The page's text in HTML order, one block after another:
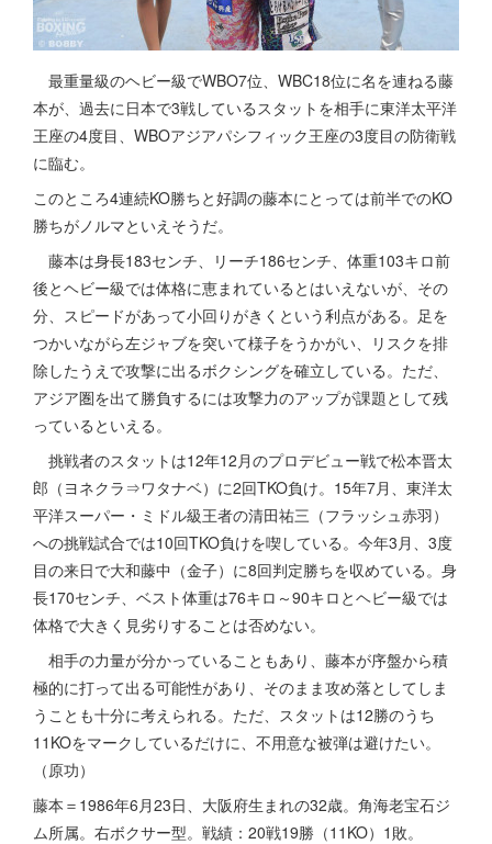
最重量級のヘビー級でWBO7位、WBC18位に名を連ねる藤
本が、過去に日本で3戦しているスタットを相手に東洋太平洋
王座の4度目、WBOアジアパシフィック王座の3度目の防衛戦
に臨む。
このところ4連続KO勝ちと好調の藤本にとっては前半でのKO
勝ちがノルマといえそうだ。
藤本は身長183センチ、リーチ186センチ、体重103キロ前
後とヘビー級では体格に恵まれているとはいえないが、その
分、スピードがあって小回りがきくという利点がある。足を
つかいながら左ジャブを突いて様子をうかがい、リスクを排
除したうえで攻撃に出るボクシングを確立している。ただ、
アジア圏を出て勝負するには攻撃力のアップが課題として残
っているといえる。
挑戦者のスタットは12年12月のプロデビュー戦で松本晋太
郎（ヨネクラ⇒ワタナベ）に2回TKO負け。15年7月、東洋太
平洋スーパー・ミドル級王者の清田祐三（フラッシュ赤羽）
への挑戦試合では10回TKO負けを喫している。今年3月、3度
目の来日で大和藤中（金子）に8回判定勝ちを収めている。身
長170センチ、ベスト体重は76キロ～90キロとヘビー級では
体格で大きく見劣りすることは否めない。
相手の力量が分かっていることもあり、藤本が序盤から積
極的に打って出る可能性があり、そのまま攻め落としてしま
うことも十分に考えられる。ただ、スタットは12勝のうち
11KOをマークしているだけに、不用意な被弾は避けたい。
（原功）
藤本＝1986年6月23日、大阪府生まれの32歳。角海老宝石ジ
ム所属。右ボクサー型。戦績：20戦19勝（11KO）1敗。